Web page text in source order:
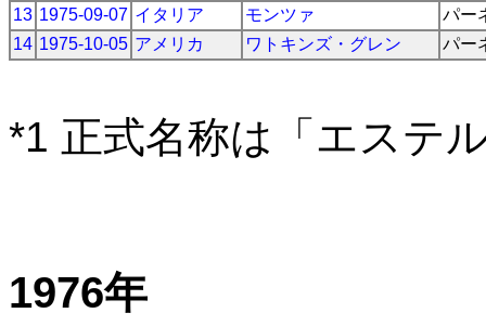
13 1975-09-07 イタリア モンツァ
パー
14 1975-10-05 アメリカ ワトキンズ・グレン パー
*1 正式名称は「エステ
1976年